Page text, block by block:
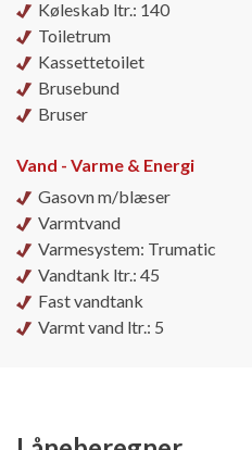
Køleskab ltr.: 140
Toiletrum
Kassettetoilet
Brusebund
Bruser
Vand - Varme & Energi
Gasovn m/blæser
Varmtvand
Varmesystem: Trumatic
Vandtank ltr.: 45
Fast vandtank
Varmt vand ltr.: 5